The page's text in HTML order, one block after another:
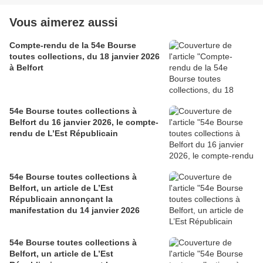
Vous aimerez aussi
Compte-rendu de la 54e Bourse
toutes collections, du 18 janvier 2026
à Belfort
54e Bourse toutes collections à
Belfort du 16 janvier 2026, le compte-
rendu de L’Est Républicain
54e Bourse toutes collections à
Belfort, un article de L’Est
Républicain annonçant la
manifestation du 14 janvier 2026
54e Bourse toutes collections à
Belfort, un article de L’Est